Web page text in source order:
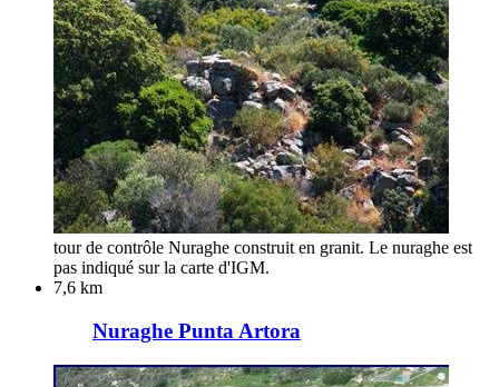
tour de contrôle Nuraghe construit en granit. Le nuraghe est
pas indiqué sur la carte d'IGM.
7,6 km
Nuraghe Punta Artora